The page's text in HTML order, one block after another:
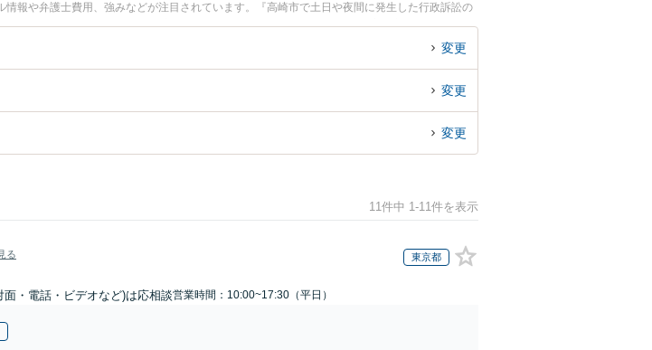
報や弁護士費用、強みなどが注目されています。『高崎市で土日や夜間に発生した行政訴訟の
近くの弁護士を検索したい』『初回相談無料で行政訴訟を法律相談できる高崎市内の弁護士に相
変更
変更
変更
11件中 1-11件を表示
る 東京都
面・電話・ビデオなど)は応相談営業時間：10:00~17:30（平日）